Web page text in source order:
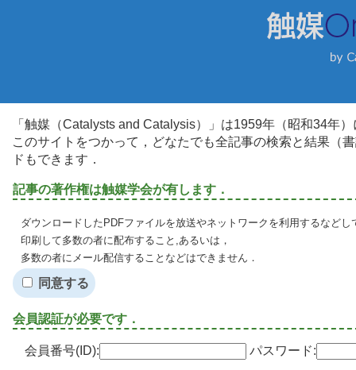
「触媒（Catalysts and Catalysis）」は1959年（昭和34年
このサイトをつかって，どなたでも全記事の検索と結果（
ドもできます．
記事の著作権は触媒学会が有します．
ダウンロードしたPDFファイルを放送やネットワークを利用するなど
印刷して多数の者に配布すること,あるいは，
多数の者にメール配信することなどはできません．
同意する
会員認証が必要です．
会員番号(ID): パスワード: